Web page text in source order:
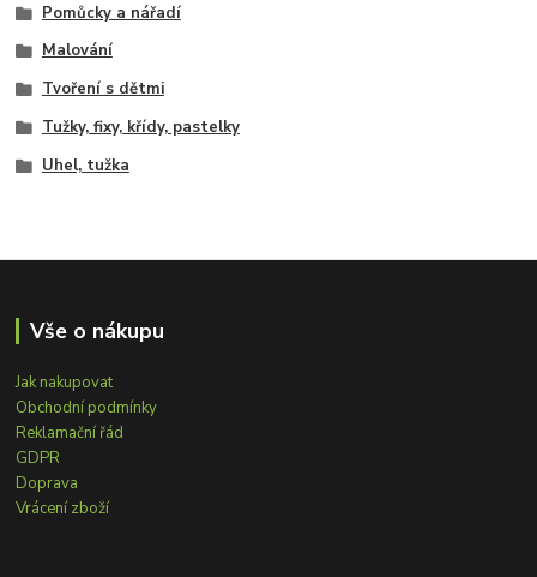
Pomůcky a nářadí
Malování
Tvoření s dětmi
Tužky, fixy, křídy, pastelky
Uhel, tužka
Vše o nákupu
Jak nakupovat
Obchodní podmínky
Reklamační řád
GDPR
Doprava
Vrácení zboží